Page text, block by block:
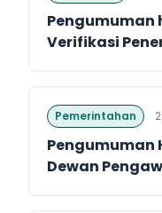
Pengumuman
Verifikasi
Pemerintahan
Pengumuman
Dewan